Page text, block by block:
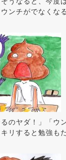
ンチがでなくな
のヤダ！」「ウ
リすると勉強も